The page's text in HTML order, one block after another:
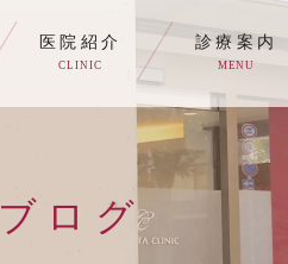
医院紹介
CLINIC
診療案内
MENU
各種内視鏡検査につ
生活習慣病
消化器内科・内科
ブログ